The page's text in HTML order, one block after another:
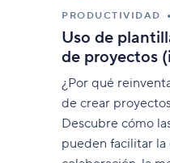
PRODUCTIVIDAD
Uso de
de proyectos
¿Por qué
de crear
Descubre cómo
pueden facilitar la